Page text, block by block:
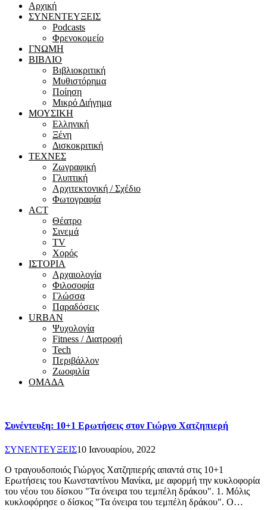
Αρχική
ΣΥΝΕΝΤΕΥΞΕΙΣ
Podcasts
Φρενοκομείο
ΓΝΩΜΗ
ΒΙΒΛΙΟ
Βιβλιοκριτική
Μυθιστόρημα
Ποίηση
Μικρό Διήγημα
ΜΟΥΣΙΚΗ
Ελληνική
Ξένη
Δισκοκριτική
ΤΕΧΝΕΣ
Ζωγραφική
Γλυπτική
Αρχιτεκτονική / Σχέδιο
Φωτογραφία
ACT
Θέατρο
Σινεμά
ΤV
Χορός
ΙΣΤΟΡΙΑ
Αρχαιολογία
Φιλοσοφία
Γλώσσα
Παραδόσεις
URBAN
Ψυχολογία
Fitness / Διατροφή
Tech
Περιβάλλον
Ζωοφιλία
ΟΜΑΔΑ
Συνέντευξη: 10+1 Ερωτήσεις στον Γιώργο Χατζηπιερή
ΣΥΝΕΝΤΕΥΞΕΙΣ10 Ιανουαρίου, 2022
Ο τραγουδοποιός Γιώργος Χατζηπιερής απαντά στις 10+1
Ερωτήσεις του Κωνσταντίνου Μανίκα, με αφορμή την κυκλοφορία
του νέου του δίσκου "Τα όνειρα του τεμπέλη δράκου". 1. Μόλις
κυκλοφόρησε ο δίσκος "Τα όνειρα του τεμπέλη δράκου". Ο…